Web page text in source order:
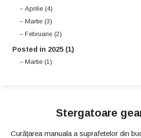
Aprilie (4)
Martie (3)
Februarie (2)
Posted in 2025 (1)
Martie (1)
Stergatoare
Curățarea manuala a suprafetelor din